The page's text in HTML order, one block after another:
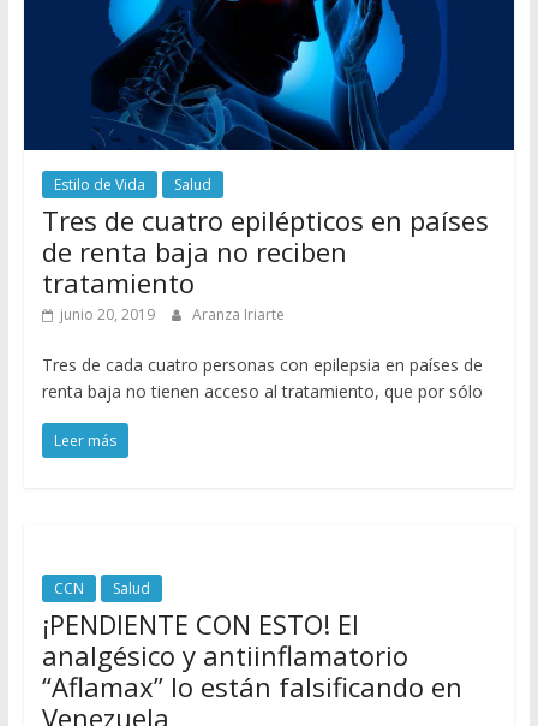
Estilo de Vida Salud
Tres de cuatro epilépticos en países
de renta baja no reciben
tratamiento
junio 20, 2019 Aranza Iriarte
Tres de cada cuatro personas con epilepsia en países de
renta baja no tienen acceso al tratamiento, que por sólo
Leer más
CCN Salud
¡PENDIENTE CON ESTO! El
analgésico y antiinflamatorio
“Aflamax” lo están falsificando en
Venezuela